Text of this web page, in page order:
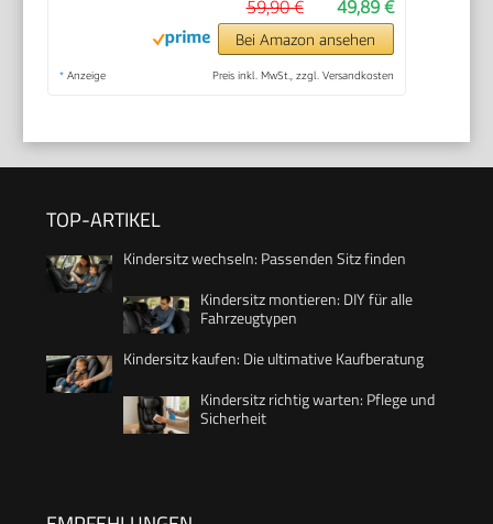
49,89 €
59,90 €
Bei Amazon ansehen
* Anzeige Preis inkl. MwSt., zzgl. Versandkosten
TOP-ARTIKEL
Kindersitz wechseln: Passenden Sitz finden
Kindersitz montieren: DIY für alle
Fahrzeugtypen
Kindersitz kaufen: Die ultimative Kaufberatung
Kindersitz richtig warten: Pflege und
Sicherheit